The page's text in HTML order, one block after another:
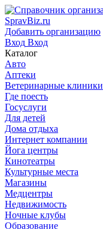
SpravBiz.ru
Добавить организацию
Вход Вход
Каталог
Авто
Аптеки
Ветеринарные клиники
Где поесть
Госуслуги
Для детей
Дома отдыха
Интернет компании
Йога центры
Кинотеатры
Культурные места
Магазины
Медцентры
Недвижимость
Ночные клубы
Образование